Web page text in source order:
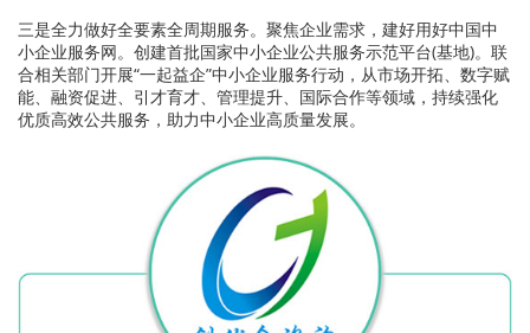
三是全力做好全要素全周期服务。 聚焦企业需求，建好用好中国中
小企业服务网。创建首批国家中小企业公共服务示范平台(基地)。联
合相关部门开展“一起益企”中小企业服务行动，从市场开拓、数字赋
能、融资促进、引才育才、管理提升、国际合作等领域，持续强化
优质高效公共服务，助力中小企业高质量发展。